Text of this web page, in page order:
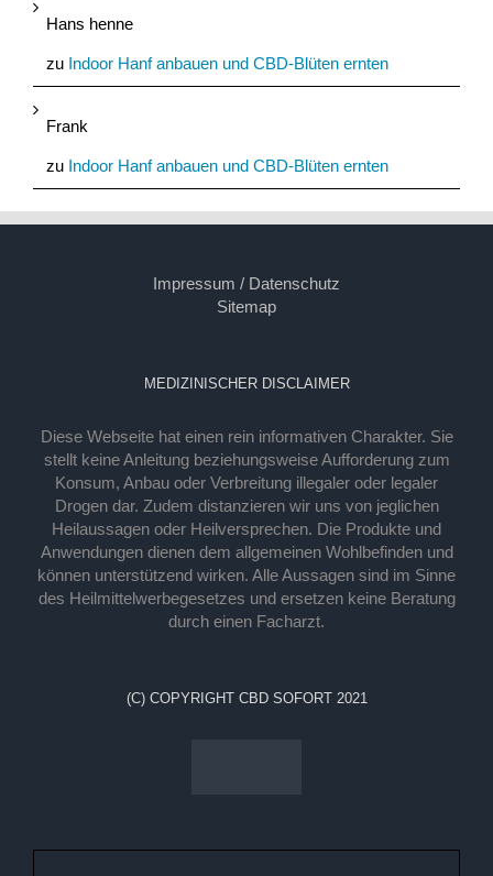
Hans henne
zu Indoor Hanf anbauen und CBD-Blüten ernten
Frank
zu Indoor Hanf anbauen und CBD-Blüten ernten
Impressum / Datenschutz
Sitemap
MEDIZINISCHER DISCLAIMER
Diese Webseite hat einen rein informativen Charakter. Sie
stellt keine Anleitung beziehungsweise Aufforderung zum
Konsum, Anbau oder Verbreitung illegaler oder legaler
Drogen dar. Zudem distanzieren wir uns von jeglichen
Heilaussagen oder Heilversprechen. Die Produkte und
Anwendungen dienen dem allgemeinen Wohlbefinden und
können unterstützend wirken. Alle Aussagen sind im Sinne
des Heilmittelwerbegesetzes und ersetzen keine Beratung
durch einen Facharzt.
(C) COPYRIGHT CBD SOFORT 2021